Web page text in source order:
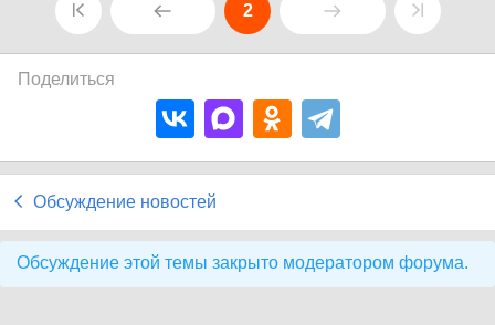
2
Поделиться
Обсуждение новостей
Обсуждение этой темы закрыто модератором форума.